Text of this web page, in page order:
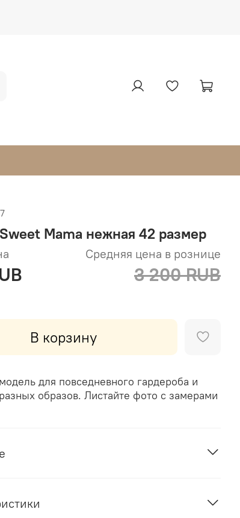
Mama нежная 42 размер
Средняя цена в рознице
3 200 RUB
В корзину
для повседневного гардероба и
образов. Листайте фото с замерами